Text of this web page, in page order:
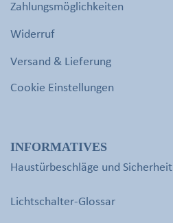
Zahlungsmöglichkeiten
Widerruf
Versand & Lieferung
Cookie Einstellungen
INFORMATIVES
Haustürbeschläge und Sicherheit
Lichtschalter-Glossar